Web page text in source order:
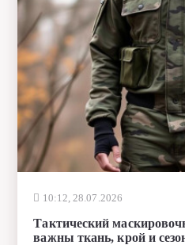
10:12, 28.07.2026
Тактический
важны ткань, крой и